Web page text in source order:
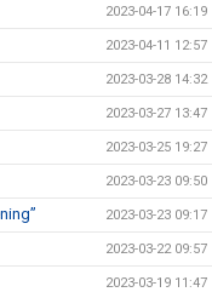
2023-04-17 16:19
2023-04-11 12:57
2023-03-28 14:32
2023-03-27 13:47
2023-03-25 19:27
2023-03-23 09:50
2023-03-23 09:17
2023-03-22 09:57
2023-03-19 11:47